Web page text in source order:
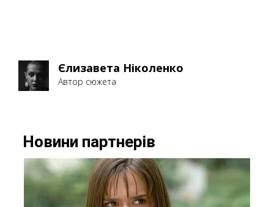
Єлизавета Ніколенко
Автор сюжета